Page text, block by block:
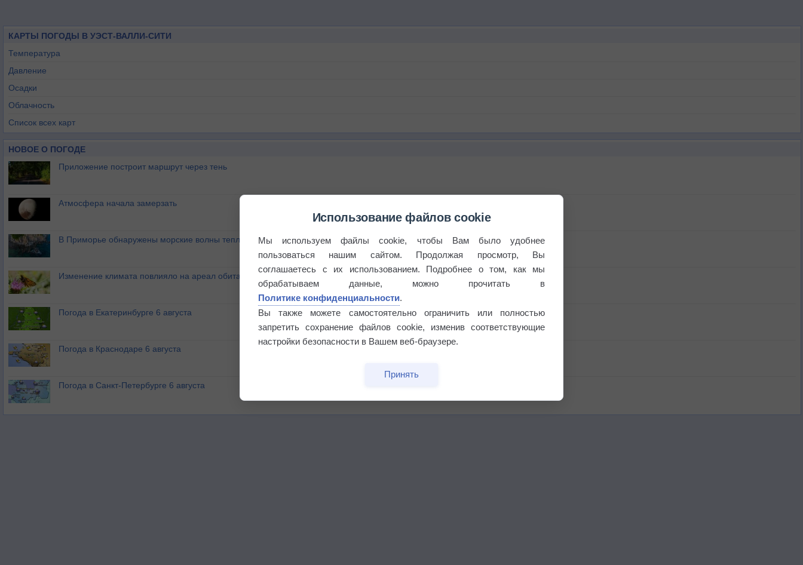
КАРТЫ ПОГОДЫ В УЭСТ-ВАЛЛИ-СИТИ
Температура
Давление
Осадки
Облачность
Список всех карт
НОВОЕ О ПОГОДЕ
Приложение построит маршрут через тень
Атмосфера начала замерзать
В Приморье обнаружены морские волны тепла
Изменение климата повлияло на ареал обитания бабочек
Погода в Екатеринбурге 6 августа
Погода в Краснодаре 6 августа
Погода в Санкт-Петербурге 6 августа
Использование файлов cookie
Мы используем файлы cookie, чтобы Вам было удобнее
пользоваться нашим сайтом. Продолжая просмотр, Вы
соглашаетесь с их использованием. Подробнее о том, как мы
обрабатываем данные, можно прочитать в
Политике конфиденциальности.
Вы также можете самостоятельно ограничить или полностью
запретить сохранение файлов cookie, изменив соответствующие
настройки безопасности в Вашем веб-браузере.
Принять